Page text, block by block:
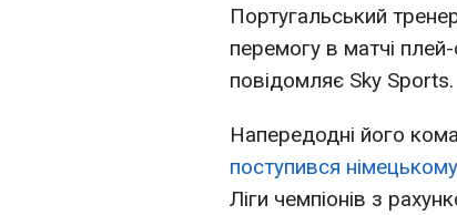
Португальський
перемогу в матчі
повідомляє Sky Sports.
Напередодні його
поступився
Ліги чемпіонів з